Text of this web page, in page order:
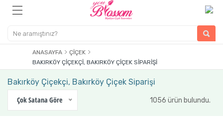
ANASAYFA
ÇIÇEK
BAKIRKÖY ÇIÇEKÇI, BAKIRKÖY ÇIÇEK SIPARIŞI
Bakırköy Çiçekçi, Bakırköy Çiçek Siparişi
Çok Satana Göre
1056 ürün bulundu.